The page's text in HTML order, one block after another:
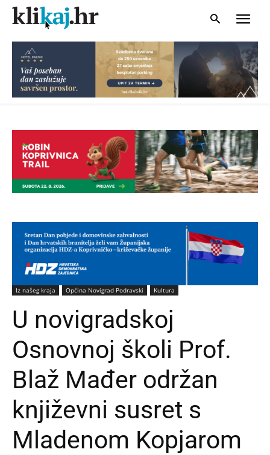
Iz našeg kraja Općina Novigrad Podravski Kultura
U novigradskoj
Osnovnoj školi Prof.
Blaž Mađer održan
književni susret s
Mladenom Kopjarom